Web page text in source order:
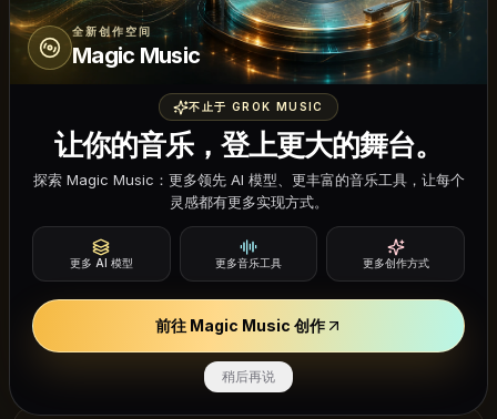
Ballad
Emotional
Heartbreak Souvenirs
Grok Music
likes
Casual
K Bye
28.9Kplays•1.9Klikes
Fantasy
The Mystic Quest
Grok Music
全新创作空间
Magic Music
不止于 GROK MUSIC
让你的音乐，登上更大的舞台。
探索 Magic Music：更多领先 AI 模型、更丰富的音乐工具，让每个
灵感都有更多实现方式。
更多 AI 模型 更多音乐工具 更多创作方式
前往 Magic Music 创作
稍后再说